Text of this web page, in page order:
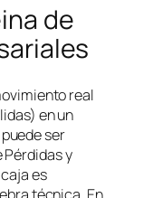
de
real
en un
ser
y
es